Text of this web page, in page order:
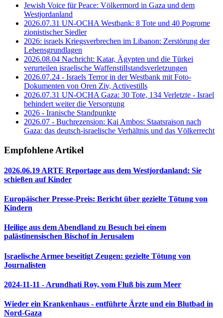
Jewish Voice für Peace: Völkermord in Gaza und dem
Westjordanland
2026.07.31 UN-OCHA Westbank: 8 Tote und 40 Pogrome
zionistischer Siedler
2026: israels Kriegsverbrechen im Libanon: Zerstörung der
Lebensgrundlagen
2026.08.04 Nachricht: Katar, Ägypten und die Türkei
verurteilen israelische Waffenstillstandsverletzungen
2026.07.24 - Israels Terror in der Westbank mit Foto-
Dokumenten von Oren Ziv, Activestills
2026.07.31 UN-OCHA Gaza: 30 Tote, 134 Verletzte - Israel
behindert weiter die Versorgung
2026 - Iranische Standpunkte
2026.07 - Buchrezension: Kai Ambos: Staatsraison nach
Gaza: das deutsch-israelische Verhältnis und das Völkerrecht
Empfohlene Artikel
2026.06.19 ARTE Reportage aus dem Westjordanland: Sie
schießen auf Kinder
Europäischer Presse-Preis: Bericht über gezielte Tötung von
Kindern
Heilige aus dem Abendland zu Besuch bei einem
palästinensischen Bischof in Jerusalem
Israelische Armee beseitigt Zeugen: gezielte Tötung von
Journalisten
2024-11-11 - Arundhati Roy, vom Fluß bis zum Meer
Wieder ein Krankenhaus - entführte Ärzte und ein Blutbad in
Nord-Gaza